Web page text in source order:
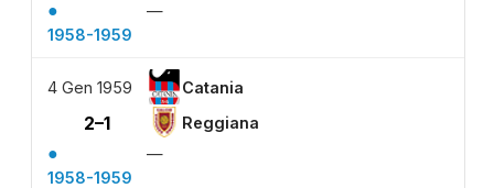
●
—
1958-1959
4 Gen 1959 Catania
2–1 Reggiana
●
—
1958-1959